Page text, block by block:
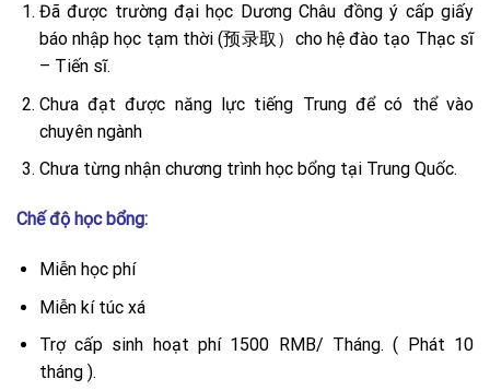
Đã được trường đại học Dương Châu đồng ý cấp giấy
báo nhập học tạm thời (预录取）cho hệ đào tạo Thạc sĩ
– Tiến sĩ.
Chưa đạt được năng lực tiếng Trung để có thể vào
chuyên ngành
Chưa từng nhận chương trình học bổng tại Trung Quốc.
Chế độ học bổng:
Miễn học phí
Miễn kí túc xá
Trợ cấp sinh hoạt phí 1500 RMB/ Tháng. ( Phát 10
tháng ).